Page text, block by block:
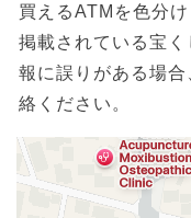
買えるATMを色分
掲載されている宝
報に誤りがある場合
絡ください。